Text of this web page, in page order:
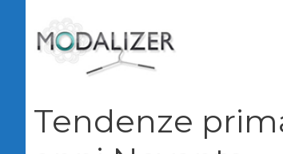
contenuto
Tendenze